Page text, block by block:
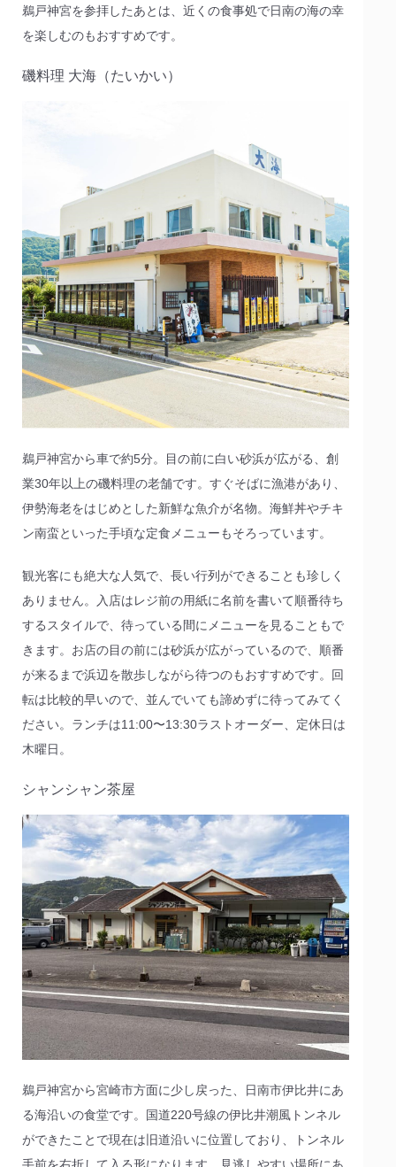
鵜戸神宮を参拝したあとは、近くの食事処で日南の海の幸
を楽しむのもおすすめです。
磯料理 大海（たいかい）
鵜戸神宮から車で約5分。目の前に白い砂浜が広がる、創
業30年以上の磯料理の老舗です。すぐそばに漁港があり、
伊勢海老をはじめとした新鮮な魚介が名物。海鮮丼やチキ
ン南蛮といった手頃な定食メニューもそろっています。
観光客にも絶大な人気で、長い行列ができることも珍しく
ありません。入店はレジ前の用紙に名前を書いて順番待ち
するスタイルで、待っている間にメニューを見ることもで
きます。お店の目の前には砂浜が広がっているので、順番
が来るまで浜辺を散歩しながら待つのもおすすめです。回
転は比較的早いので、並んでいても諦めずに待ってみてく
ださい。ランチは11:00〜13:30ラストオーダー、定休日は
木曜日。
シャンシャン茶屋
鵜戸神宮から宮崎市方面に少し戻った、日南市伊比井にあ
る海沿いの食堂です。国道220号線の伊比井潮風トンネル
ができたことで現在は旧道沿いに位置しており、トンネル
手前を右折して入る形になります。見逃しやすい場所にあ